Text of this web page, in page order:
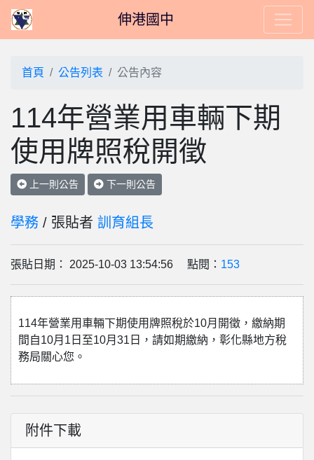
伸港國中
首頁 公告列表 公告內容
114年營業用車輛下期
使用牌照稅開徵
上一則公告 下一則公告
學務 / 張貼者 訓育組長
張貼日期： 2025-10-03 13:54:56 點閱： 153
114年營業用車輛下期使用牌照稅於10月開徵，繳納期
間自10月1日至10月31日，請如期繳納，彰化縣地方稅
務局關心您。
附件下載